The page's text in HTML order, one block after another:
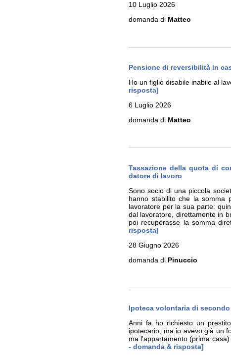
10 Luglio 2026
domanda di Matteo
Pensione di reversibilità in
Ho un figlio disabile inabile al
risposta]
6 Luglio 2026
domanda di Matteo
Tassazione della quota di
datore di lavoro
Sono socio di una piccola
hanno stabilito che la somma
lavoratore per la sua parte:
dal lavoratore, direttamente in
poi recuperasse la somma
risposta]
28 Giugno 2026
domanda di Pinuccio
Ipoteca volontaria di
Anni fa ho richiesto un
ipotecario, ma io avevo già un
ma l'appartamento (prima
- domanda & risposta]